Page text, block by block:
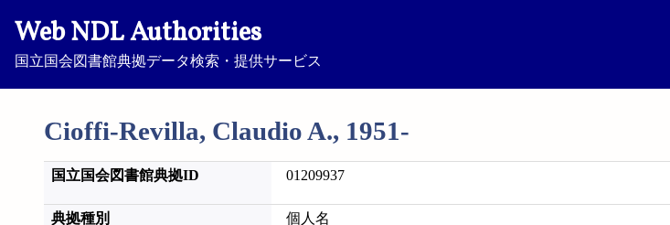
Web NDL Authorities
国立国会図書館典拠データ検索・提供サービス
Cioffi-Revilla, Claudio A., 1951-
国立国会図書館典拠ID 01209937
典拠種別 個人名